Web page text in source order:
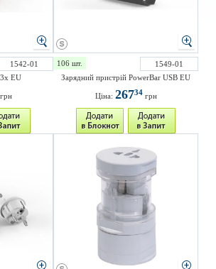
1542-01
EU
106 шт.
1549-01
Зарядний пристрій PowerBar USB EU
Ціна: 26734грн